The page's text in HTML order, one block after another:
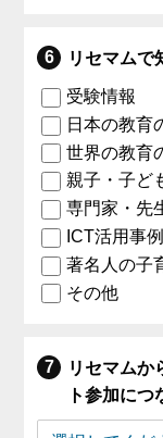
リセマムで
受験情報
日本の教育
世界の教育
親子・子ど
専門家・先
ICT活用事例
著名人の子
その他
リセマムか
ト参加につ